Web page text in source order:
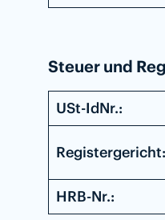
Steuer und
USt-IdNr.:
Registergericht:
HRB-Nr.: